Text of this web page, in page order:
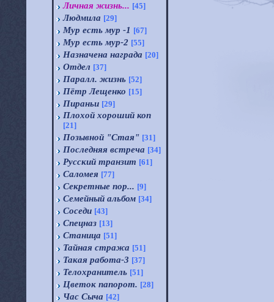
Личная жизнь... [45]
Людмила [29]
Мур есть мур -1 [67]
Мур есть мур-2 [55]
Назначена награда [20]
Отдел [37]
Паралл. жизнь [52]
Пётр Лещенко [15]
Пираньи [29]
Плохой хороший коп
[21]
Позывной "Стая" [31]
Последняя встреча [34]
Русский транзит [61]
Саломея [77]
Секретные пор... [9]
Семейный альбом [34]
Соседи [43]
Спецназ [13]
Станица [51]
Тайная стража [51]
Такая работа-3 [37]
Телохранитель [51]
Цветок папорот. [28]
Час Сыча [42]